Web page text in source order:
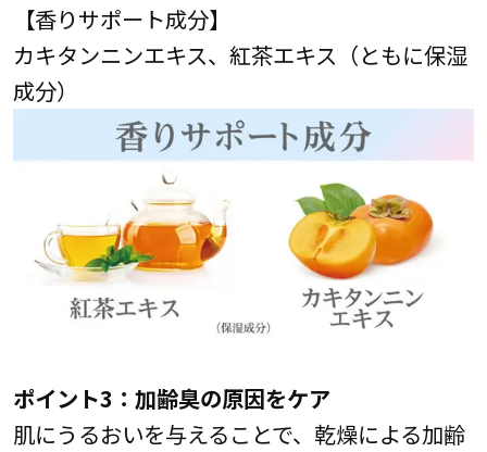
【香りサポート成分】
カキタンニンエキス、紅茶エキス（ともに保湿
成分）
ポイント3：加齢臭の原因をケア
肌にうるおいを与えることで、乾燥による加齢